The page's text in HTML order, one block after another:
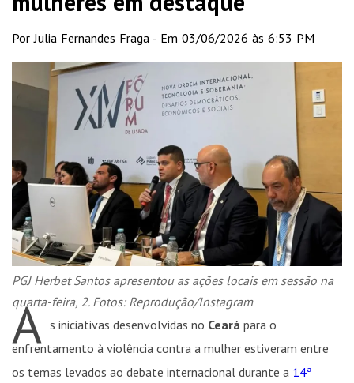
Por Julia Fernandes Fraga - Em 03/06/2026 às 6:53 PM
PGJ Herbet Santos apresentou as ações locais em sessão na
quarta-feira, 2. Fotos: Reprodução/Instagram
A s iniciativas desenvolvidas no Ceará para o
enfrentamento à violência contra a mulher estiveram entre
os temas levados ao debate internacional durante a 14ª